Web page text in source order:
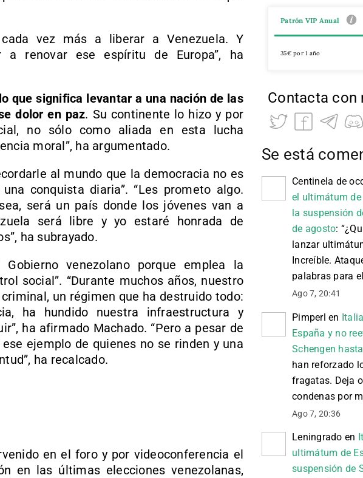
vez más a liberar a Venezuela. Y
a renovar ese espíritu de Europa”, ha
que significa levantar a una nación de las
dolor en paz. Su continente lo hizo y por
no sólo como aliada en esta lucha
moral”, ha argumentado.
al mundo que la democracia no es
conquista diaria”. “Les prometo algo.
será un país donde los jóvenes van a
será libre y yo estaré honrada de
ha subrayado.
venezolano porque emplea la
social”. “Durante muchos años, nuestro
un régimen que ha destruido todo:
ha hundido nuestra infraestructura y
ha afirmado Machado. “Pero a pesar de
ejemplo de quienes no se rinden y una
ha recalcado.
en el foro y por videoconferencia el
en las últimas elecciones venezolanas,
Patrón VIP Anual
35€ por 1 año
Contacta con
Se está
Centinela de
el ultimátum de
la suspensión
de agosto: “
lanzar
Increíble.
palabras para
Ago 7, 20:41
Pimperl en
España y no
Schengen
han reforzado
fragatas. Deja
condenas por
Ago 7, 20:36
Leningrado en
ultimátum de
suspensión de